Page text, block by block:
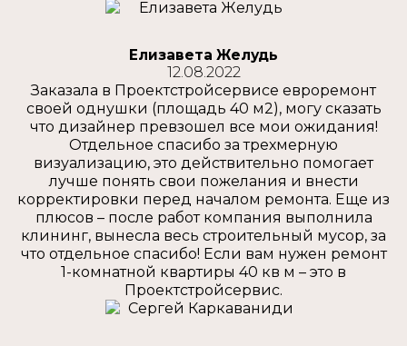
Елизавета Желудь
12.08.2022
Заказала в Проектстройсервисе евроремонт
своей однушки (площадь 40 м2), могу сказать
что дизайнер превзошел все мои ожидания!
Отдельное спасибо за трехмерную
визуализацию, это действительно помогает
лучше понять свои пожелания и внести
корректировки перед началом ремонта. Еще из
плюсов – после работ компания выполнила
клининг, вынесла весь строительный мусор, за
что отдельное спасибо! Если вам нужен ремонт
1-комнатной квартиры 40 кв м – это в
Проектстройсервис.